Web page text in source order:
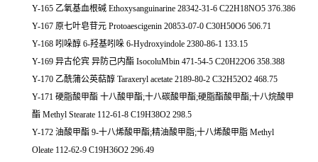
Y-165 乙氧基血根碱 Ethoxysanguinarine 28342-31-6 C22H18NO5 376.386
Y-167 原七叶皂苷元 Protoaescigenin 20853-07-0 C30H50O6 506.71
Y-168 吲哚醇 6-羟基吲哚 6-Hydroxyindole 2380-86-1 133.15
Y-169 异古伦宾 异防己内酯 IsocoluMbin 471-54-5 C20H22O6 358.388
Y-170 乙酰蒲公英萜醇 Taraxeryl acetate 2189-80-2 C32H52O2 468.75
Y-171 硬脂酸甲酯 十八酸甲酯;十八碳酸甲酯;硬脂酯酸甲酯;十八烷酸甲
酯 Methyl Stearate 112-61-8 C19H38O2 298.5
Y-172 油酸甲酯 9-十八烯酸甲酯;精油酸甲脂;十八烯酸甲脂 Methyl
Oleate 112-62-9 C19H36O2 296.49